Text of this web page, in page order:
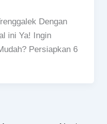
Dengan
ini Ya! Ingin
Persiapkan 6